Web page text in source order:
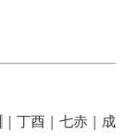
｜丁酉｜七赤｜成